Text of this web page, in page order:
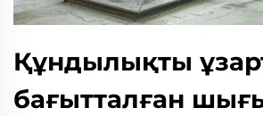
Құндылықты
бағытталған